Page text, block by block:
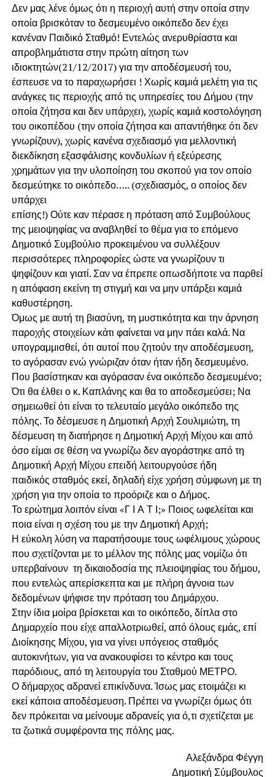
Δεν μας λένε όμως ότι η περιοχή αυτή στην οποία στην
οποία βρισκόταν το δεσμευμένο οικόπεδο δεν έχει
κανέναν Παιδικό Σταθμό! Εντελώς ανερυθρίαστα και
απροβλημάτιστα στην πρώτη αίτηση των
ιδιοκτητών(21/12/2017) για την αποδέσμευσή του,
έσπευσε να το παραχωρήσει ! Χωρίς καμιά μελέτη για τις
ανάγκες τις περιοχής από τις υπηρεσίες του Δήμου (την
οποία ζήτησα και δεν υπάρχει), χωρίς καμιά κοστολόγηση
του οικοπέδου (την οποία ζήτησα και απαντήθηκε ότι δεν
γνωρίζουν), χωρίς κανένα σχεδιασμό για μελλοντική
διεκδίκηση εξασφάλισης κονδυλίων ή εξεύρεσης
χρημάτων για την υλοποίηση του σκοπού για τον οποίο
δεσμεύτηκε το οικόπεδο….. (σχεδιασμός, ο οποίος δεν
υπάρχει
επίσης!) Ούτε καν πέρασε η πρόταση από Συμβούλους
της μειοψηφίας να αναβληθεί το θέμα για το επόμενο
Δημοτικό Συμβούλιο προκειμένου να συλλέξουν
περισσότερες πληροφορίες ώστε να γνωρίζουν τι
ψηφίζουν και γιατί. Σαν να έπρεπε οπωσδήποτε να παρθεί
η απόφαση εκείνη τη στιγμή και να μην υπάρξει καμιά
καθυστέρηση.
Όμως με αυτή τη βιασύνη, τη μυστικότητα και την άρνηση
παροχής στοιχείων κάτι φαίνεται να μην πάει καλά. Να
υπογραμμισθεί, ότι αυτοί που ζητούν την αποδέσμευση,
το αγόρασαν ενώ γνώριζαν όταν ήταν ήδη δεσμευμένο.
Που βασίστηκαν και αγόρασαν ένα οικόπεδο δεσμευμένο;
Ότι θα έλθει ο κ. Καπλάνης και θα το αποδεσμεύσει; Να
σημειωθεί ότι είναι το τελευταίο μεγάλο οικόπεδο της
πόλης. Το δέσμευσε η Δημοτική Αρχή Σουλιμιώτη, τη
δέσμευση τη διατήρησε η Δημοτική Αρχή Μίχου και από
όσο είμαι σε θέση να γνωρίζω δεν αγοράστηκε από τη
Δημοτική Αρχή Μίχου επειδή λειτουργούσε ήδη
παιδικός σταθμός εκεί, δηλαδή είχε χρήση σύμφωνη με τη
χρήση για την οποία το προόριζε και ο Δήμος.
Το ερώτημα λοιπόν είναι «Γ Ι Α Τ Ι;» Ποιος ωφελείται και
ποια είναι η σχέση του με την Δημοτική Αρχή;
Η εύκολη λύση να παρατήσουμε τους ωφέλιμους χώρους
που σχετίζονται με το μέλλον της πόλης μας νομίζω ότι
υπερβαίνουν τη δικαιοδοσία της πλειοψηφίας του δήμου,
που εντελώς απερίσκεπτα και με πλήρη άγνοια των
δεδομένων ψήφισε την πρόταση του Δημάρχου.
Στην ίδια μοίρα βρίσκεται και το οικόπεδο, δίπλα στο
Δημαρχείο που είχε απαλλοτριωθεί, από όλους εμάς, επί
Διοίκησης Μίχου, για να γίνει υπόγειος σταθμός
αυτοκινήτων, για να ανακουφίσει το κέντρο και τους
παρόδιους, από τη λειτουργία του Σταθμού ΜΕΤΡΟ.
Ο δήμαρχος αδρανεί επικίνδυνα. Ίσως μας ετοιμάζει κι
εκεί κάποια αποδέσμευση. Πρέπει να γνωρίζει όμως ότι
δεν πρόκειται να μείνουμε αδρανείς για ό,τι σχετίζεται με
τα ζωτικά συμφέροντα της πόλης μας.
Αλεξάνδρα Φέγγη
Δημοτική Σύμβουλος